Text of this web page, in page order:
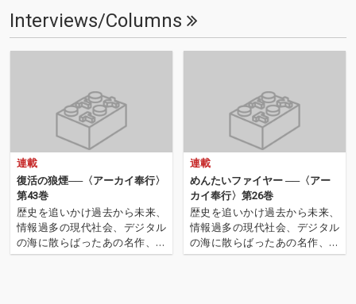
Interviews/Columns
連載
復活の狼煙──〈アーカイ奉行〉
第43巻
歴史を追いかけ過去から未来、
情報過多の現代社会、デジタル
の海に散らばったあの名作、こ
の名作たちをひとつにまとめる
連載
めんたいファイヤー ──〈アー
カイ奉行〉第26巻
歴史を追いかけ過去から未来、
情報過多の現代社会、デジタル
の海に散らばったあの名作、こ
の名作たちをひとつにまとめる